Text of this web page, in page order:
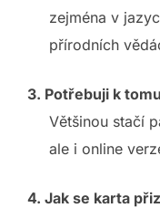
zejména v
přírodních
3. Potřebuji k
Většinou stačí
ale i online
4. Jak se karta